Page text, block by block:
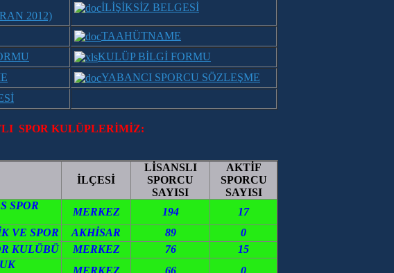
2012)
İLİŞİKSİZ BELGESİ
TAAHÜTNAME
KULÜP BİLGİ FORMU
YABANCI SPORCU SÖZLEŞME
SPOR KULÜPLERİMİZ:
İLÇESİ
LİSANSLI
SPORCU
SAYISI
AKTİF
SPORCU
SAYISI
SPOR
MERKEZ 194
17
VE SPOR AKHİSAR 89
0
KULÜBÜ MERKEZ 76
15
MERKEZ 66 0